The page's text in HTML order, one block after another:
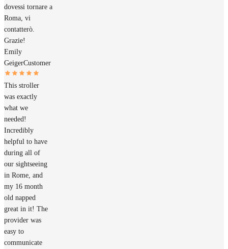
dovessi tornare a
Roma, vi
contatterò.
Grazie!
Emily
GeigerCustomer
This stroller
was exactly
what we
needed!
Incredibly
helpful to have
during all of
our sightseeing
in Rome, and
my 16 month
old napped
great in it! The
provider was
easy to
communicate